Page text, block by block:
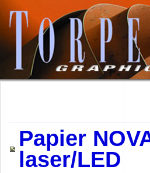
Papier
laser/LED